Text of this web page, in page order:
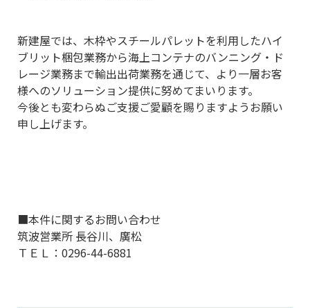
新建屋では、木枠やスチールパレットを利用したハイ
ブリット梱包業務から海上コンテナのバンニング・ド
レージ業務まで輸出出荷業務を通じて、より一層お客
様へのソリューション提供に努めてまいります。
今後とも変わらぬご支援ご愛顧を賜りますようお願い
申し上げます。
■本件に関するお問い合わせ
筑波営業所 長谷川、廣松
ＴＥＬ：0296-44-6881